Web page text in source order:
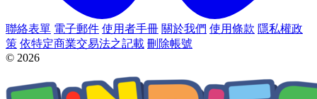
聯絡表單 電子郵件 使用者手冊 關於我們 使用條款 隱私權政
策 依特定商業交易法之記載 刪除帳號
© 2026